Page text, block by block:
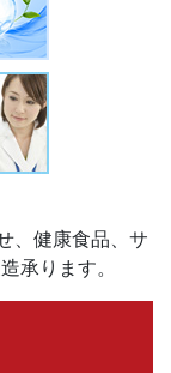
、健康食品、サ
承ります。